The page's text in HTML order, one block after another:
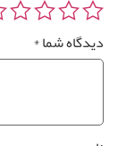
رزرو
*شما*